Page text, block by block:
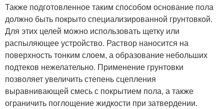
Также подготовленное таким способом основание пола
должно быть покрыто специализированной грунтовкой.
Для этих целей можно использовать щетку или
распыляющее устройство. Раствор наносится на
поверхность тонким слоем, а образование небольших
подтеков нежелательно. Применение грунтовки
позволяет увеличить степень сцепления
выравнивающей смесь с покрытием пола, а также
ограничить поглощение жидкости при затвердении.